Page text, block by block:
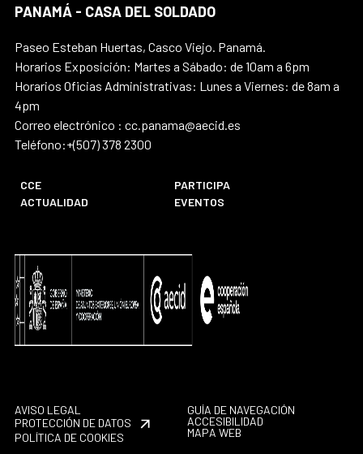
PANAMÁ - CASA DEL SOLDADO
Paseo Esteban Huertas, Casco Viejo. Panamá.
Horarios Exposición: Martes a Sábado: de 10am a 6pm
Horarios Oficias Administrativas: Lunes a Viernes: de 8am a
4pm
Correo electrónico : cc.panama@aecid.es
Teléfono:+(507) 378 2300
CCE
PARTICIPA
ACTUALIDAD
EVENTOS
AVISO LEGAL
PROTECCIÓN DE DATOS
POLÍTICA DE COOKIES
GUÍA DE NAVEGACIÓN
ACCESIBILIDAD
MAPA WEB